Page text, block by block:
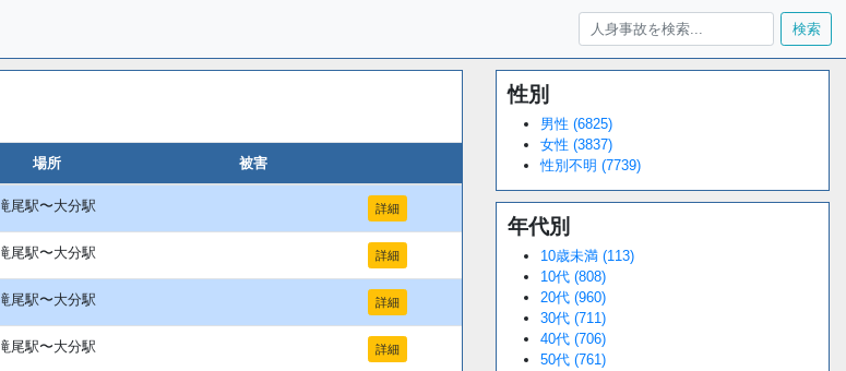
検索
場所 被害
尾駅〜大分駅 詳細
尾駅〜大分駅 詳細
尾駅〜大分駅 詳細
尾駅〜大分駅 詳細
Unmute
34.95%
性別
男性 (6825)
女性 (3837)
性別不明 (7739)
年代別
10歳未満 (113)
10代 (808)
20代 (960)
30代 (711)
40代 (706)
50代 (761)